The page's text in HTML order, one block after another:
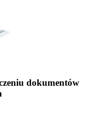
dokumentów